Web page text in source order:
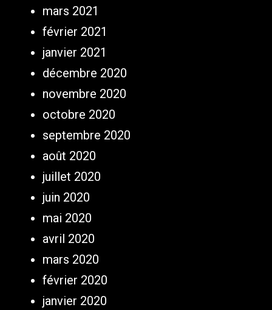
mars 2021
février 2021
janvier 2021
décembre 2020
novembre 2020
octobre 2020
septembre 2020
août 2020
juillet 2020
juin 2020
mai 2020
avril 2020
mars 2020
février 2020
janvier 2020